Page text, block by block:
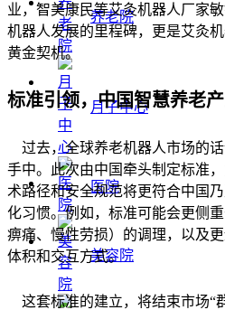
养老院
月子中心
医院
美容院
业，智美康民等艾灸机器人厂家
机器人发展的里程碑，更是艾灸
黄金契机。
标准引领，中国智慧养老
过去，全球养老机器人市场的
手中。此次由中国牵头制定标准
术路径和安全规范将更符合中国
化习惯。例如，标准可能会更侧
痹痛、慢性劳损）的调理，以及
体积和交互方式。
这套标准的建立，将结束市场“